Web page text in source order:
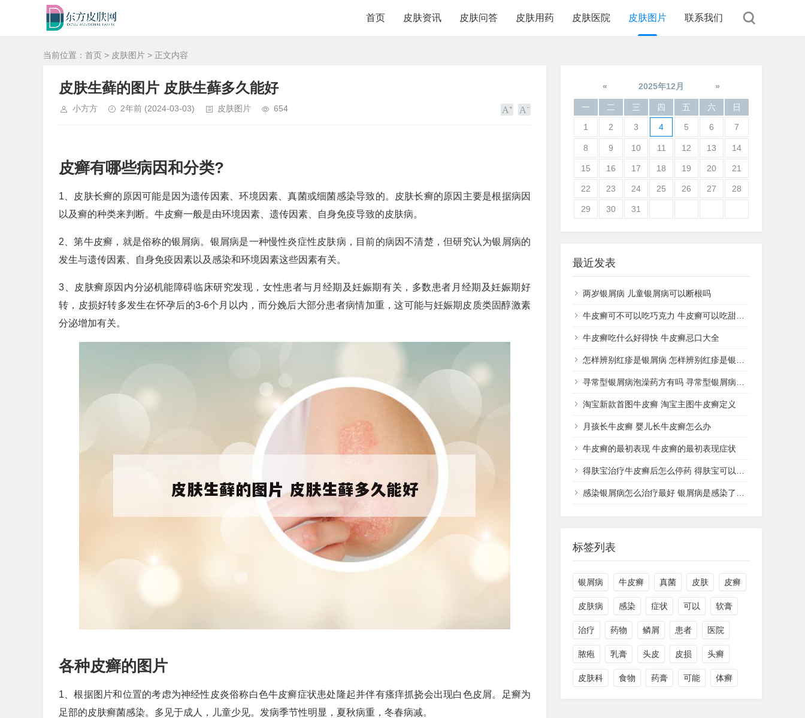
首页 皮肤资讯 皮肤问答 皮肤用药 皮肤医院 皮肤图片 联系我们
当前位置： 首页 > 皮肤图片 > 正文内容
皮肤生藓的图片 皮肤生藓多久能好
小方方 2年前 (2024-03-03) 皮肤图片 654
皮癣有哪些病因和分类?
1、皮肤长癣的原因可能是因为遗传因素、环境因素、真菌或细菌感染导致的。皮肤长癣的原因主要是根据病因
以及癣的种类来判断。牛皮癣一般是由环境因素、遗传因素、自身免疫导致的皮肤病。
2、第牛皮癣，就是俗称的银屑病。银屑病是一种慢性炎症性皮肤病，目前的病因不清楚，但研究认为银屑病的
发生与遗传因素、自身免疫因素以及感染和环境因素这些因素有关。
3、皮肤癣原因内分泌机能障碍临床研究发现，女性患者与月经期及妊娠期有关，多数患者月经期及妊娠期好
转，皮损好转多发生在怀孕后的3-6个月以内，而分娩后大部分患者病情加重，这可能与妊娠期皮质类固醇激素
分泌增加有关。
各种皮癣的图片
1、根据图片和位置的考虑为神经性皮炎俗称白色牛皮癣症状患处隆起并伴有瘙痒抓挠会出现白色皮屑。足癣为
足部的皮肤癣菌感染。多见于成人，儿童少见。发病季节性明显，夏秋病重，冬春病减。
« 2025年12月 »
一 二 三 四 五 六 日
1 2 3 4 5 6 7
8 9 10 11 12 13 14
15 16 17 18 19 20 21
22 23 24 25 26 27 28
29 30 31
最近发表
两岁银屑病 儿童银屑病可以断根吗
牛皮癣可不可以吃巧克力 牛皮癣可以吃甜品吗
牛皮癣吃什么好得快 牛皮癣忌口大全
怎样辨别红疹是银屑病 怎样辨别红疹是银屑病还是湿疹
寻常型银屑病泡澡药方有吗 寻常型银屑病用什么药洗
淘宝新款首图牛皮癣 淘宝主图牛皮癣定义
月孩长牛皮癣 婴儿长牛皮癣怎么办
牛皮癣的最初表现 牛皮癣的最初表现症状
得肤宝治疗牛皮癣后怎么停药 得肤宝可以治疗湿疹吗
感染银屑病怎么治疗最好 银屑病是感染了什么病菌
标签列表
银屑病 牛皮癣 真菌 皮肤 皮癣
皮肤病 感染 症状 可以 软膏
治疗 药物 鳞屑 患者 医院
脓疱 乳膏 头皮 皮损 头癣
皮肤科 食物 药膏 可能 体癣